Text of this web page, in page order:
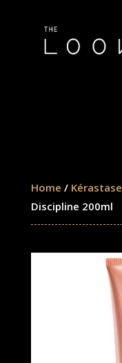
Home / Kérastase
Discipline 200ml